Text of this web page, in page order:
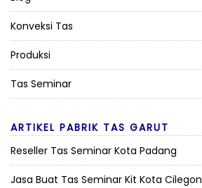
Konveksi Tas
Produksi
Tas Seminar
ARTIKEL PABRIK TAS GARUT
Reseller Tas Seminar Kota Padang
Jasa Buat Tas Seminar Kit Kota Cilegon